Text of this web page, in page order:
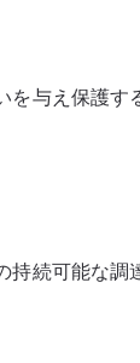
を与え保護す
続可能な調